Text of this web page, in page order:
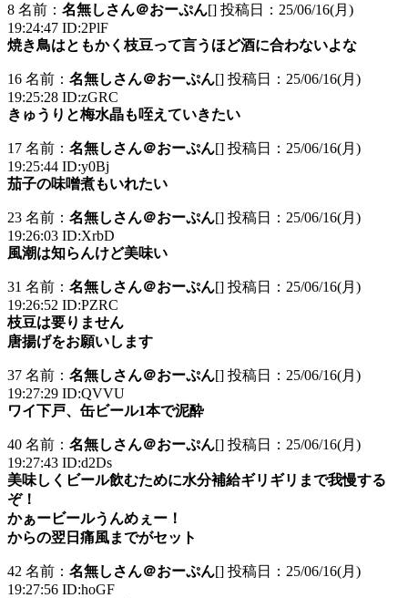
8 名前： 名無しさん＠おーぷん[] 投稿日：25/06/16(月)
19:24:47 ID:2PlF
焼き鳥はともかく枝豆って言うほど酒に合わないよな
16 名前： 名無しさん＠おーぷん[] 投稿日：25/06/16(月)
19:25:28 ID:zGRC
きゅうりと梅水晶も咥えていきたい
17 名前： 名無しさん＠おーぷん[] 投稿日：25/06/16(月)
19:25:44 ID:y0Bj
茄子の味噌煮もいれたい
23 名前： 名無しさん＠おーぷん[] 投稿日：25/06/16(月)
19:26:03 ID:XrbD
風潮は知らんけど美味い
31 名前： 名無しさん＠おーぷん[] 投稿日：25/06/16(月)
19:26:52 ID:PZRC
枝豆は要りません
唐揚げをお願いします
37 名前： 名無しさん＠おーぷん[] 投稿日：25/06/16(月)
19:27:29 ID:QVVU
ワイ下戸、缶ビール1本で泥酔
40 名前： 名無しさん＠おーぷん[] 投稿日：25/06/16(月)
19:27:43 ID:d2Ds
美味しくビール飲むために水分補給ギリギリまで我慢する
ぞ！
かぁービールうんめぇー！
からの翌日痛風までがセット
42 名前： 名無しさん＠おーぷん[] 投稿日：25/06/16(月)
19:27:56 ID:hoGF